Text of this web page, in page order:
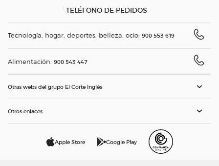
TELÉFONO DE PEDIDOS
Tecnología, hogar, deportes, belleza, ocio: 900 553 619
Alimentación: 900 543 447
Otras webs del grupo El Corte Inglés
Otros enlaces
Apple Store Google Play